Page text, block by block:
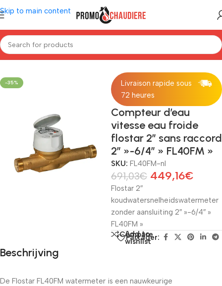
Skip to main content
Home/Installatiemateriaal/Accessoire
-35%
Livraison rapide sous
72 heures
Compteur d’eau
vitesse eau froide
flostar 2″ sans raccord
2″ »-6/4″ » FL40FM »
SKU: FL40FM-nl
691,03€ 449,16€
Flostar 2″
koudwatersnelheidswatermeter
zonder aansluiting 2″ »-6/4″ »
FL40FM »
Compare
Add to
wishlist
Partager:
Beschrijving
De Flostar FL40FM watermeter is een nauwkeurige